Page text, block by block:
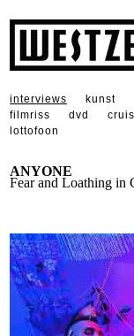
interviews kunst
filmriss
dvd
lottofoon
ANYONE
Fear and Loathing in